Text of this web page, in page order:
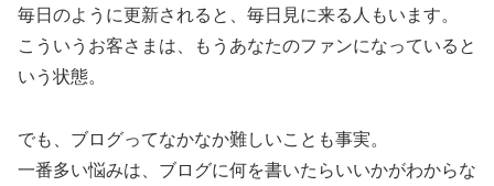
毎日のように更新されると、毎日見に来る人もいます。
こういうお客さまは、もうあなたのファンになっていると
いう状態。
でも、ブログってなかなか難しいことも事実。
一番多い悩みは、ブログに何を書いたらいいかがわからな